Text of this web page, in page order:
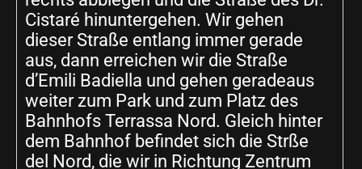
Cistaré hinuntergehen. Wir gehen
dieser Straße entlang immer gerade
aus, dann erreichen wir die Straße
d’Emili Badiella und gehen geradeaus
weiter zum Park und zum Platz des
Bahnhofs Terrassa Nord. Gleich hinter
dem Bahnhof befindet sich die Strße
del Nord, die wir in Richtung Zentrum